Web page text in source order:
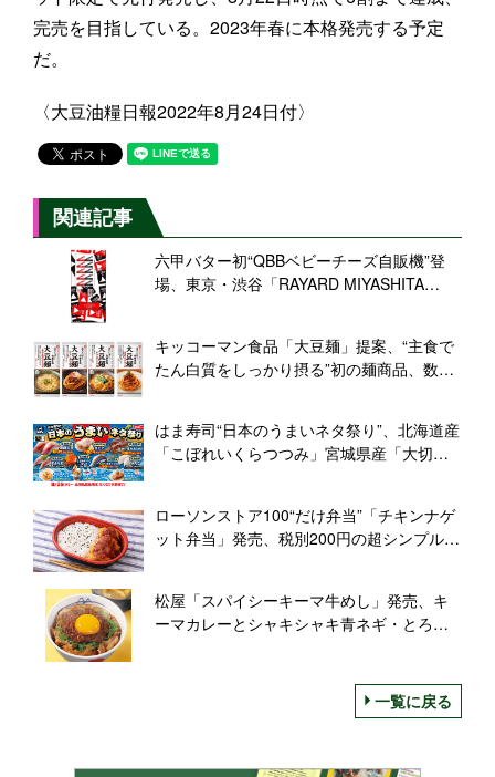
完売を目指している。2023年春に本格発売する予定
だ。
〈大豆油糧日報2022年8月24日付〉
関連記事
六甲バター初“QBBベビーチーズ自販機”登
場、東京・渋谷「RAYARD MIYASHITA
キッコーマン食品「大豆麺」提案、“主食で
たん白質をしっかり摂る”初の麺商品、数年
はま寿司“日本のうまいネタ祭り”、北海道産
「こぼれいくらつつみ」宮城県産「大切り
ローソンストア100“だけ弁当”「チキンナゲ
ット弁当」発売、税別200円の超シンプル弁
松屋「スパイシーキーマ牛めし」発売、キ
ーマカレーとシャキシャキ青ネギ・とろ～
一覧に戻る